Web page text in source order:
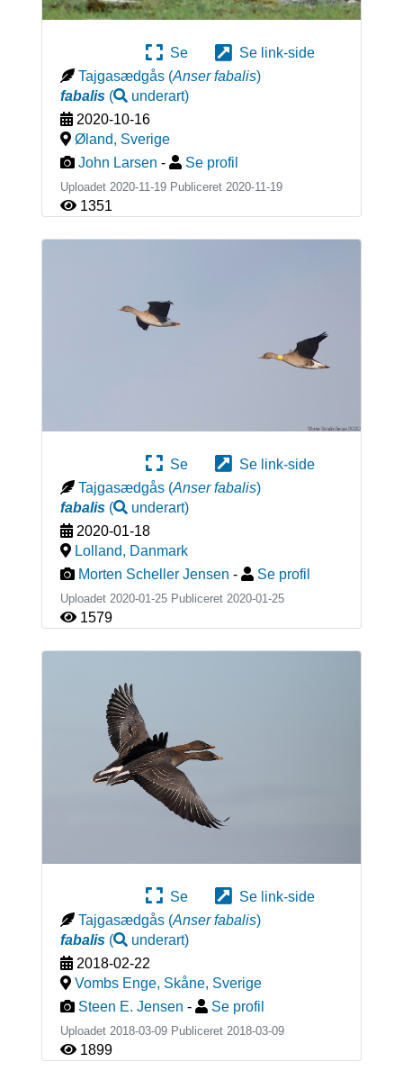
Se
Se link-side
Tajgasædgås (Anser fabalis)
fabalis( underart)
2020-10-16
Øland, Sverige
John Larsen - Se profil
Uploadet 2020-11-19 Publiceret 2020-11-19
1351
Se
Se link-side
Tajgasædgås (Anser fabalis)
fabalis( underart)
2020-01-18
Lolland, Danmark
Morten Scheller Jensen - Se profil
Uploadet 2020-01-25 Publiceret 2020-01-25
1579
Se
Se link-side
Tajgasædgås (Anser fabalis)
fabalis( underart)
2018-02-22
Vombs Enge, Skåne, Sverige
Steen E. Jensen - Se profil
Uploadet 2018-03-09 Publiceret 2018-03-09
1899